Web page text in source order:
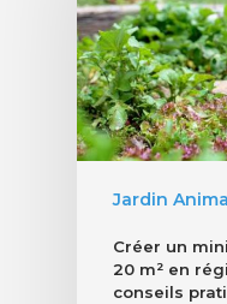
Jardin
Créer un
20 m² en
conseils